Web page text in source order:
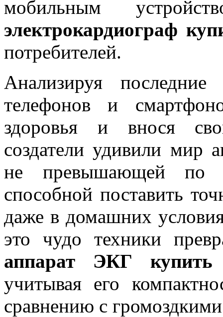
мобильным
электрокардиограф
потребителей.
Анализируя
телефонов и
здоровья и внося
создатели удивили мир
не превышающей по
способной поставить
даже в домашних
это чудо техники
аппарат ЭКГ купить
учитывая его
сравнению с